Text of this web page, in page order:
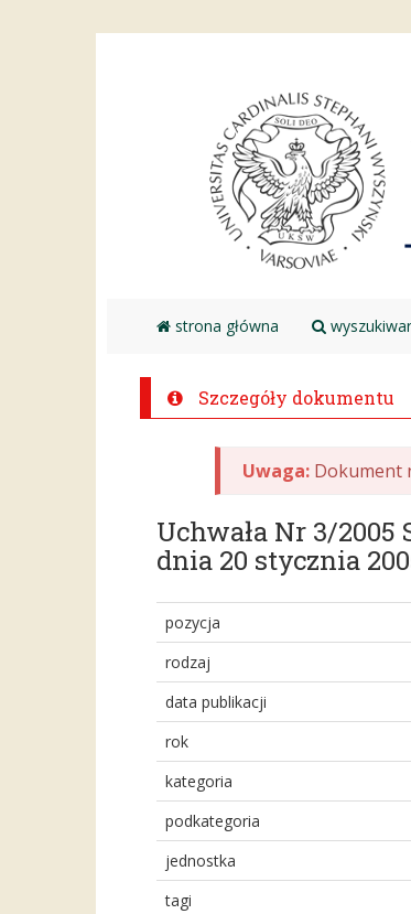
strona główna
Szczegóły dokumentu
Uwaga: Dokument
Uchwała Nr 3/
dnia 20 stycznia
pozycja
rodzaj
data publikacji
rok
kategoria
podkategoria
jednostka
tagi